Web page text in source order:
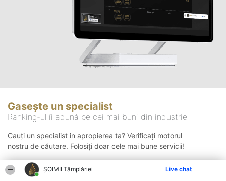
ȘOIMII Tâmplăriei Live chat
Gasește un specialist
Ranking-ul îi adună pe cei mai buni din industrie
Cauți un specialist in apropierea ta? Verificați motorul
nostru de căutare. Folosiți doar cele mai bune servicii!